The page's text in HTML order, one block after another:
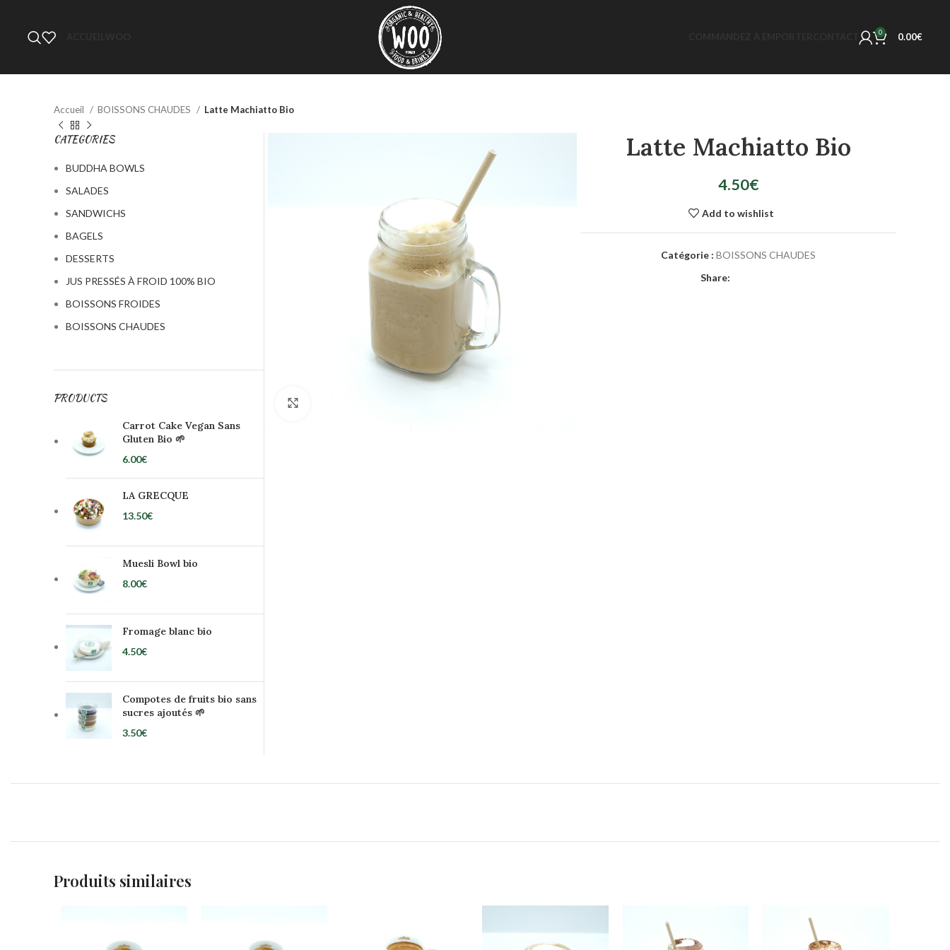
0 0.00€
Accueil BOISSONS CHAUDES Latte Machiatto Bio
Latte Machiatto Bio
4.50€
Add to wishlist
Catégorie : BOISSONS CHAUDES
Share:
CATEGORIES
BUDDHA BOWLS
SALADES
SANDWICHS
BAGELS
DESSERTS
JUS PRESSÉS À FROID 100% BIO
BOISSONS FROIDES
BOISSONS CHAUDES
PRODUCTS
Carrot Cake Vegan Sans
Gluten Bio 🌱
6.00€
LA GRECQUE
13.50€
Muesli Bowl bio
8.00€
Fromage blanc bio
4.50€
Compotes de fruits bio sans
sucres ajoutés 🌱
3.50€
Produits similaires